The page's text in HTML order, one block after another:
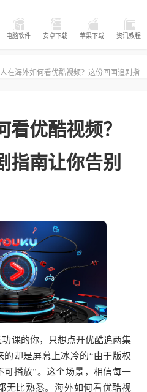
电脑软件 安卓下载 苹果下载 资讯教程
在海外如何看优酷视频？这份回国追剧指
看优酷视频？
指南让你告别
课的你，只想点开优酷追两集
却是屏幕上冰冷的“由于版权
可播放”。这个场景，相信每一
无比熟悉。海外如何看优酷视